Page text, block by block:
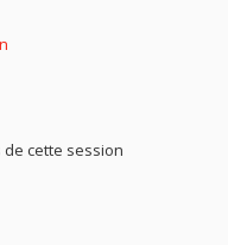
cette session